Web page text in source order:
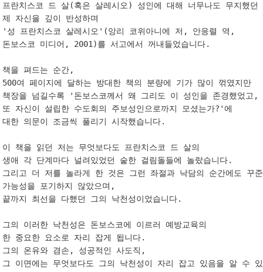
프란치스코 드 살(혹은 살레시오) 성인에 대해 너무나도 무지했던
제 자신을 깊이 반성하며
'성 프란치스코 살레시오'(앙리 코위아니에 저, 안응렬 역,
돈보스코 미디어, 2001)를 서고에서 꺼내들었습니다.
책을 펴드는 순간,
500여 페이지에 달하는 방대한 책의 분량에 기가 많이 꺾였지만
책장을 넘길수록 '돈보스코께서 왜 그리도 이 성인을 존경했었고,
또 자신이 설립한 수도회의 주보성인으로까지 모셨는가?'에
대한 의문이 조금씩 풀리기 시작했습니다.
이 책을 읽던 저는 무엇보다도 프란치스코 드 살의
생애 각 단계마다 널려있었던 숱한 걸림돌들에 놀랐습니다.
그리고 더 저를 놀라게 한 것은 그런 좌절과 낙담의 순간에도
가능성을 포기하지 않았으며,
끝까지 최선을 다했던 그의 낙천성이었습니다.
그의 이러한 낙천성은 돈보스코에 이르러 예방교육의
한 중요한 요소로 자리 잡게 됩니다.
그의 온유와 겸손, 성공적인 사도직,
그 이면에는 무엇보다도 그의 낙천성이 자리 잡고 있음을 알 수